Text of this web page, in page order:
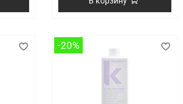
-20%